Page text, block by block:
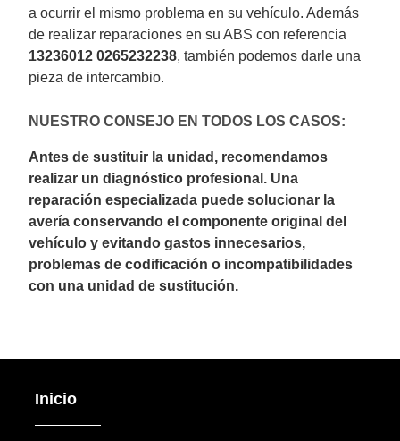
a ocurrir el mismo problema en su vehículo. Además
de realizar reparaciones en su ABS con referencia
13236012 0265232238, también podemos darle una
pieza de intercambio.
NUESTRO CONSEJO EN TODOS LOS CASOS:
Antes de sustituir la unidad, recomendamos
realizar un diagnóstico profesional. Una
reparación especializada puede solucionar la
avería conservando el componente original del
vehículo y evitando gastos innecesarios,
problemas de codificación o incompatibilidades
con una unidad de sustitución.
Inicio